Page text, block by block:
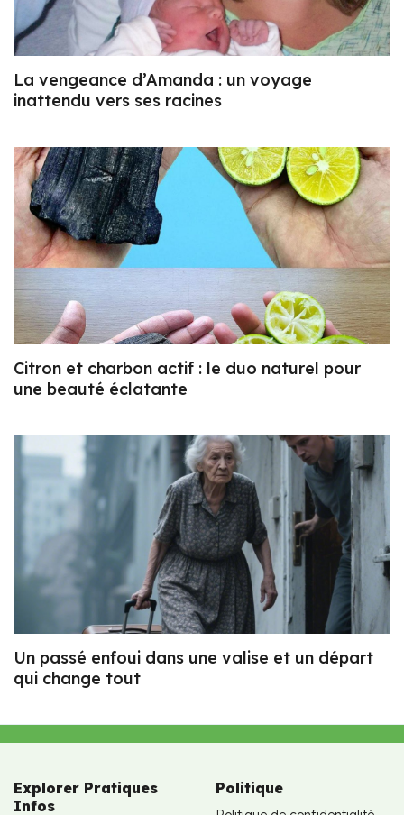
La vengeance d’Amanda : un voyage
inattendu vers ses racines
Citron et charbon actif : le duo naturel pour
une beauté éclatante
Un passé enfoui dans une valise et un départ
qui change tout
Explorer Pratiques
Infos
Politique